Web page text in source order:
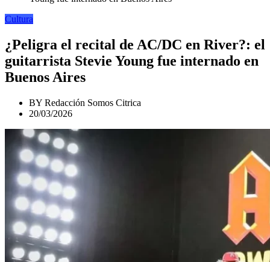
Cultura
¿Peligra el recital de AC/DC en River?: el
guitarrista Stevie Young fue internado en
Buenos Aires
BY Redacción Somos Citrica
20/03/2026